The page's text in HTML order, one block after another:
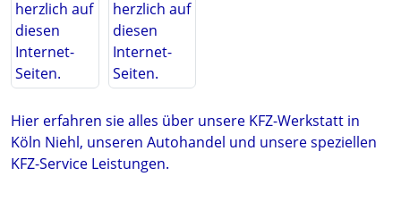
Hier erfahren sie alles über unsere KFZ-Werkstatt in
Köln Niehl, unseren Autohandel und unsere speziellen
KFZ-Service Leistungen.